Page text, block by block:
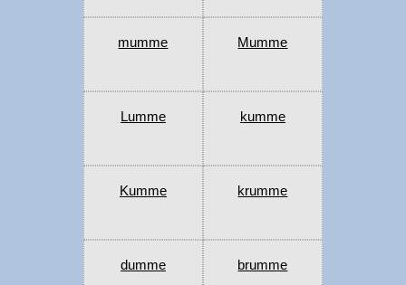
mumme Mumme
Lumme kumme
Kumme krumme
dumme brumme